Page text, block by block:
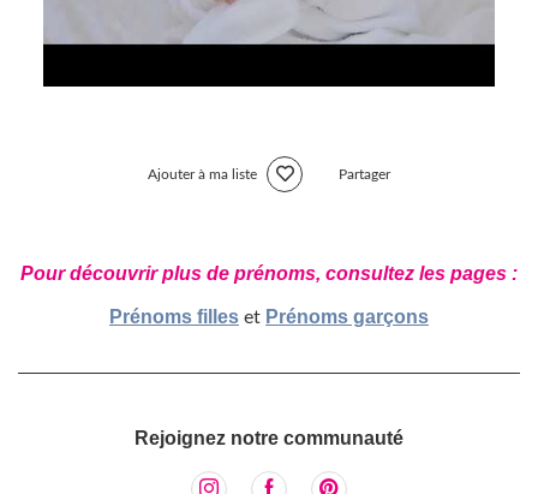
Ajouter à ma liste Partager
Pour découvrir plus de prénoms, consultez les pages :
Prénoms filles et Prénoms garçons
Rejoignez notre communauté